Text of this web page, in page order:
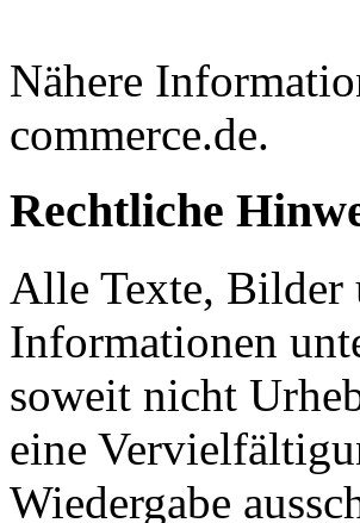
Nähere
commerce.de.
Rechtliche
Alle Texte, Bilder
Informationen
soweit nicht
eine
Wiedergabe